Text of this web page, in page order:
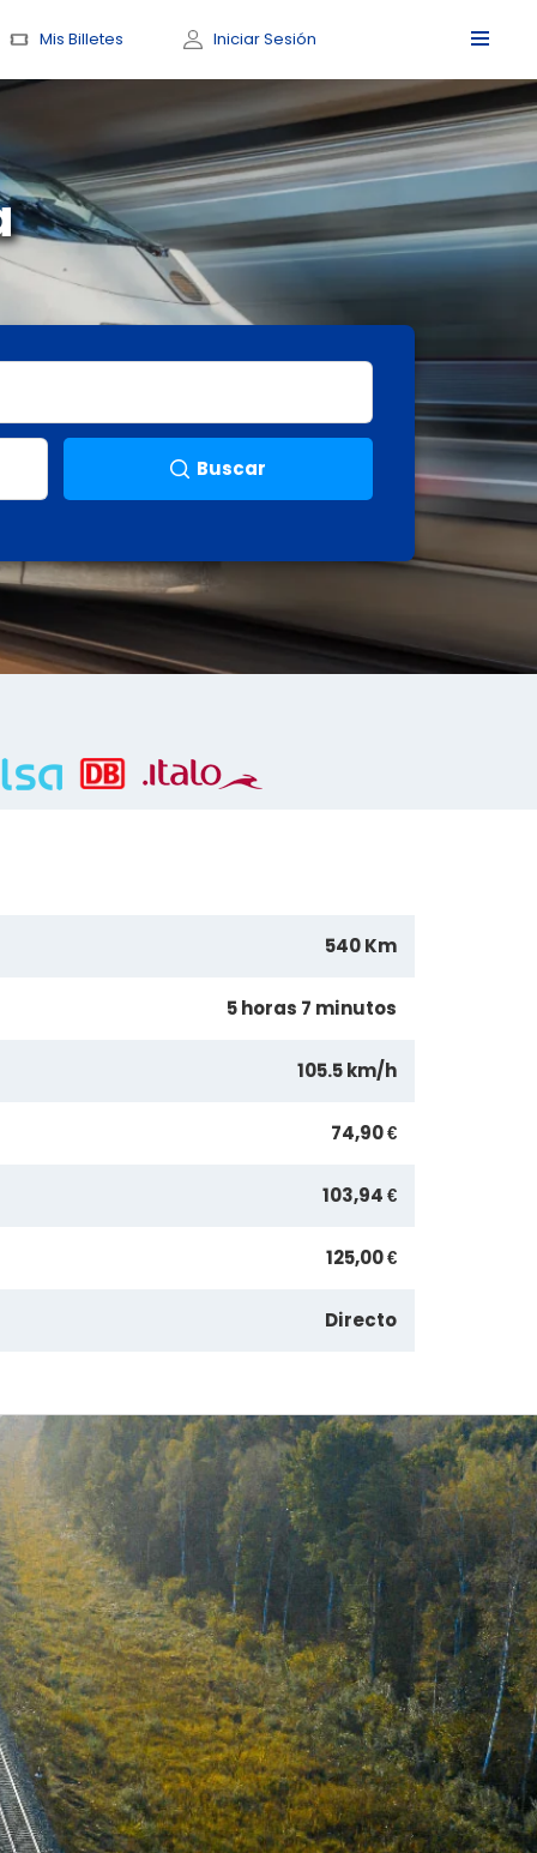
Mis Billetes Iniciar Sesión
Buscar
540 Km
5 horas 7 minutos
105.5 km/h
74,90 €
103,94 €
125,00 €
Directo